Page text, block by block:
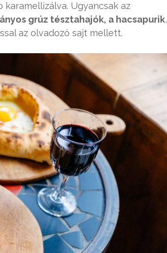
Ugyancsak az
grúz tésztahajók, a hacsapurik,
az olvadozó sajt mellett.